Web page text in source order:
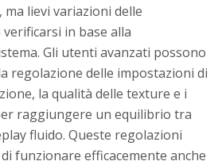
lievi variazioni delle
in base alla
Gli utenti avanzati possono
regolazione delle impostazioni di
la qualità delle texture e i
raggiungere un equilibrio tra
fluido. Queste regolazioni
funzionare efficacemente anche